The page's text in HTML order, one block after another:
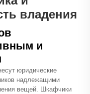
владения
и
юридические
надлежащими
вещей. Шкафчики